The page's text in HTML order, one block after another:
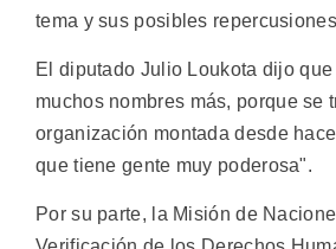
tema y sus posibles
El diputado Julio Loukota dijo
muchos nombres más, porque se
organización montada desde
que tiene gente muy poderosa".
Por su parte, la Misión de